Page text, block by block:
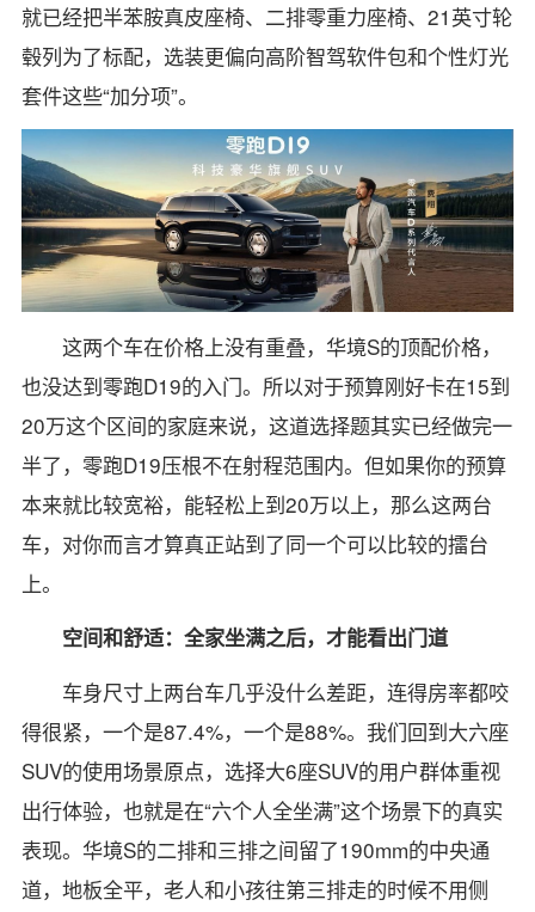
就已经把半苯胺真皮座椅、二排零重力座椅、21英寸轮
毂列为了标配，选装更偏向高阶智驾软件包和个性灯光
套件这些“加分项”。
这两个车在价格上没有重叠，华境S的顶配价格，
也没达到零跑D19的入门。所以对于预算刚好卡在15到
20万这个区间的家庭来说，这道选择题其实已经做完一
半了，零跑D19压根不在射程范围内。但如果你的预算
本来就比较宽裕，能轻松上到20万以上，那么这两台
车，对你而言才算真正站到了同一个可以比较的擂台
上。
空间和舒适：全家坐满之后，才能看出门道
车身尺寸上两台车几乎没什么差距，连得房率都咬
得很紧，一个是87.4%，一个是88%。我们回到大六座
SUV的使用场景原点，选择大6座SUV的用户群体重视
出行体验，也就是在“六个人全坐满”这个场景下的真实
表现。华境S的二排和三排之间留了190mm的中央通
道，地板全平，老人和小孩往第三排走的时候不用侧